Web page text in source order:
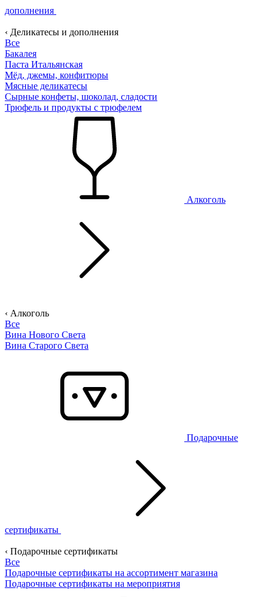
дополнения
‹ Деликатесы и дополнения
Все
Бакалея
Паста Итальянская
Мёд, джемы, конфитюры
Мясные деликатесы
Сырные конфеты, шоколад, сладости
Трюфель и продукты с трюфелем
Алкоголь
‹ Алкоголь
Все
Вина Нового Света
Вина Старого Света
Подарочные
сертификаты
‹ Подарочные сертификаты
Все
Подарочные сертификаты на ассортимент магазина
Подарочные сертификаты на мероприятия